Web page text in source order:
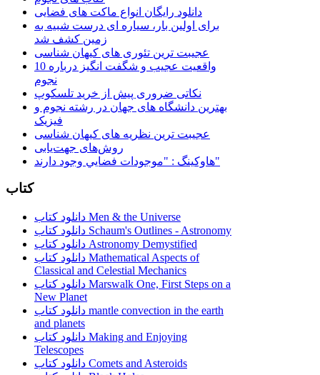
دانلود رایگان انواع ماکت های فضایی
برای اولین بار، سیاره ای درست شبیه به
زمین کشف شد
عجیبت ترین تئوری های کیهان شناسی
10 واقعیت عجیب و شگفت انگیز درباره
نجوم
نکاتی ضروری پیش از خرید تلسکوپ
بهترین دانشگاه های جهان در رشته نجوم و
فیزیک
عجیبت ترین نظریه های کیهان شناسی
روش‌های جهت‌یابی
هاوكينگ : "موجودات فضايي وجود دارند"
کتاب
دانلود کتاب Men & the Universe
دانلود کتاب Schaum's Outlines - Astronomy
دانلود کتاب Astronomy Demystified
دانلود کتاب Mathematical Aspects of
Classical and Celestial Mechanics
دانلود کتاب Marswalk One, First Steps on a
New Planet
دانلود کتاب mantle convection in the earth
and planets
دانلود کتاب Making and Enjoying
Telescopes
دانلود کتاب Comets and Asteroids